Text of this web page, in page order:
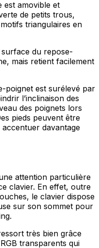
est amovible et
de petits trous,
triangulaires en
du repose-
mais retient facilement
poignet est surélevé par
l’inclinaison des
des poignets lors
pieds peuvent être
davantage
attention particulière
clavier. En effet, outre
le clavier dispose
sur son sommet pour
très bien grâce
transparents qui